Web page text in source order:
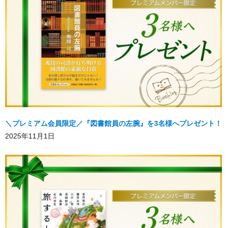
＼プレミアム会員限定／『図書館員の左腕』を3名様へプレゼント！
2025年11月1日